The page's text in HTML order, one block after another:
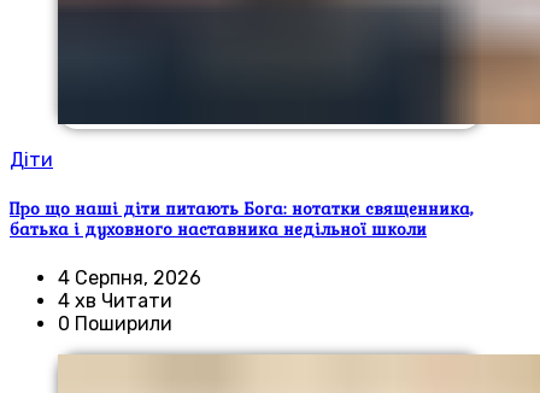
Діти
Про що наші діти питають Бога: нотатки священника,
батька і духовного наставника недільної школи
4 Серпня, 2026
4 хв Читати
0 Поширили